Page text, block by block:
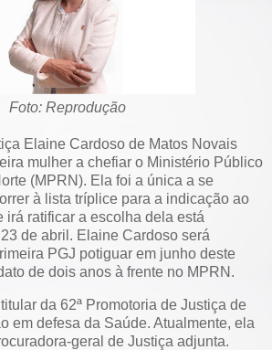
Foto: Reprodução
Elaine Cardoso de Matos Novais
mulher a chefiar o Ministério Público
(MPRN). Ela foi a única a se
à lista tríplice para a indicação ao
irá ratificar a escolha dela está
de abril. Elaine Cardoso será
PGJ potiguar em junho deste
de dois anos à frente no MPRN.
da 62ª Promotoria de Justiça de
em defesa da Saúde. Atualmente, ela
geral de Justiça adjunta.